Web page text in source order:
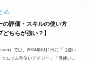
め
の評価・スキルの使い方
どちらが強い？】
）では、2024年6月1日に「弓使い
ムツム弓使いデイジー」「弓使いデ